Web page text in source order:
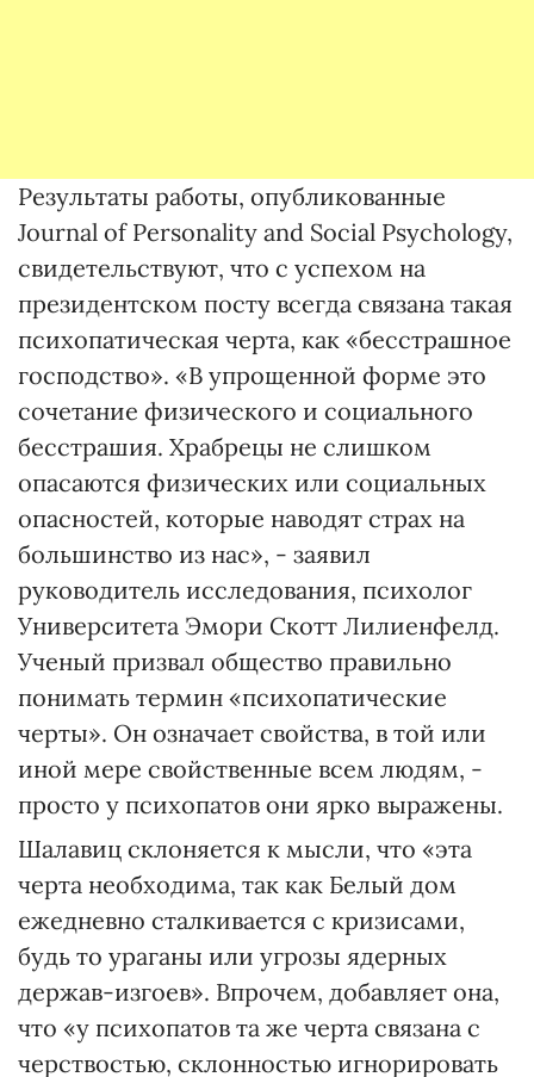
Результаты работы, опубликованные
Journal of Personality and Social Psychology,
свидетельствуют, что с успехом на
президентском посту всегда связана такая
психопатическая черта, как «бесстрашное
господство». «В упрощенной форме это
сочетание физического и социального
бесстрашия. Храбрецы не слишком
опасаются физических или социальных
опасностей, которые наводят страх на
большинство из нас», - заявил
руководитель исследования, психолог
Университета Эмори Скотт Лилиенфелд.
Ученый призвал общество правильно
понимать термин «психопатические
черты». Он означает свойства, в той или
иной мере свойственные всем людям, -
просто у психопатов они ярко выражены.
Шалавиц склоняется к мысли, что «эта
черта необходима, так как Белый дом
ежедневно сталкивается с кризисами,
будь то ураганы или угрозы ядерных
держав-изгоев». Впрочем, добавляет она,
что «у психопатов та же черта связана с
черствостью, склонностью игнорировать